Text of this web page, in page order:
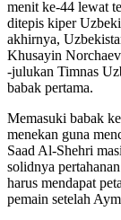
menit ke-44 lewat
ditepis kiper
akhirnya,
Khusayin
-julukan Timnas
babak pertama.
Memasuki babak
menekan guna
Saad Al-Shehri
solidnya
harus mendapat
pemain setelah